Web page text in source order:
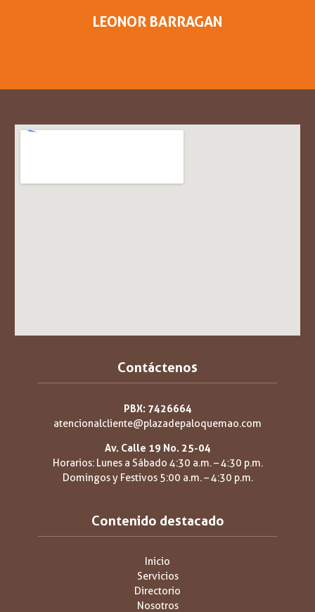
Contáctenos
PBX: 7426664
atencionalcliente@plazadepaloquemao.com
Av. Calle 19 No. 25-04
Horarios: Lunes a Sábado 4:30 a.m. – 4:30 p.m.
Domingos y Festivos 5:00 a.m. – 4:30 p.m.
Contenido destacado
Inicio
Servicios
Directorio
Nosotros